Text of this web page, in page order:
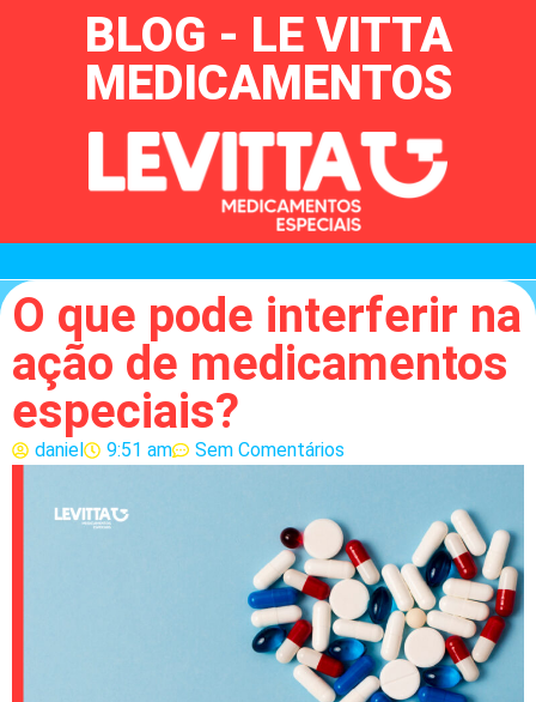
BLOG - LE VITTA
MEDICAMENTOS
O que pode interferir na
ação de medicamentos
especiais?
daniel 9:51 am Sem Comentários